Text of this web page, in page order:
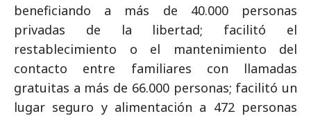
beneficiando a más de 40.000 personas
privadas de la libertad; facilitó el
restablecimiento o el mantenimiento del
contacto entre familiares con llamadas
gratuitas a más de 66.000 personas; facilitó un
lugar seguro y alimentación a 472 personas